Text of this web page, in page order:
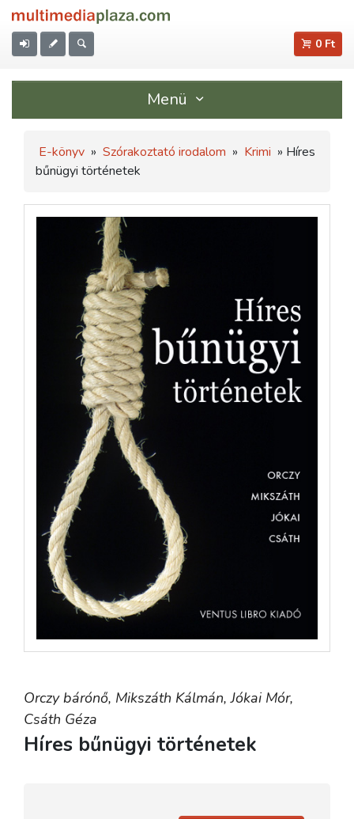
0 Ft
Menü
E-könyv » Szórakoztató irodalom » Krimi » Híres
bűnügyi történetek
Orczy bárónő, Mikszáth Kálmán,Jókai Mór,
Csáth Géza
Híres bűnügyi történetek